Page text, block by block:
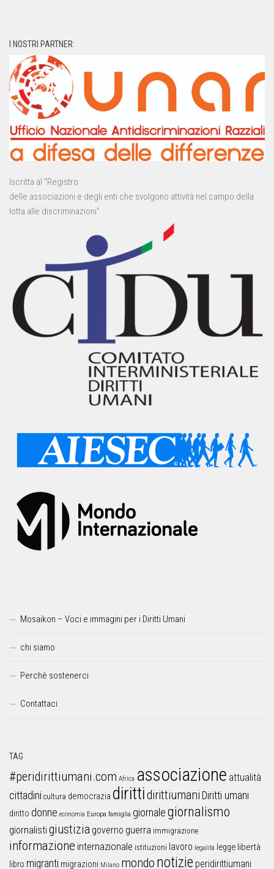
I NOSTRI PARTNER:
Iscritta al “Registro
delle associazioni e degli enti che svolgono attività nel campo della
lotta alle discriminazioni”
Mosaikon – Voci e immagini per i Diritti Umani
chi siamo
Perchè sostenerci
Contattaci
TAG
#peridirittiumani.com Africa associazione attualità
cittadini cultura democrazia dirittidirittiumani Diritti umani
diritto donne economia Europa famiglia giornalegiornalismo
giornalistigiustizia governo guerra immigrazione
informazione internazionale istituzioni lavoro legalità legge libertà
libro migranti migrazioni Milano mondo notizie peridirittiumani